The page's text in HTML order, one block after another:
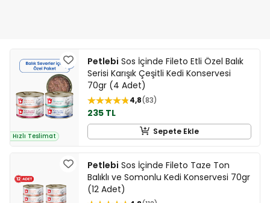
Hızlı Teslimat
Petlebi Sos İçinde Fileto Etli Özel Balık
Serisi Karışık Çeşitli Kedi Konservesi
70gr (4 Adet)
4,8 83
235 TL
Sepete Ekle
Petlebi Sos İçinde Fileto Taze Ton
Balıklı ve Somonlu Kedi Konservesi 70gr
(12 Adet)